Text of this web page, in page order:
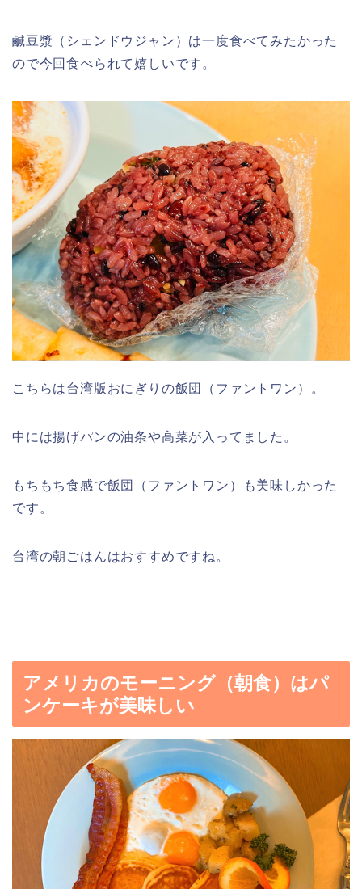
鹹豆漿（シェンドウジャン）は一度食べてみたかった
ので今回食べられて嬉しいです。
こちらは台湾版おにぎりの飯団（ファントワン）。
中には揚げパンの油条や高菜が入ってました。
もちもち食感で飯団（ファントワン）も美味しかった
です。
台湾の朝ごはんはおすすめですね。
アメリカのモーニング（朝食）はパ
ンケーキが美味しい